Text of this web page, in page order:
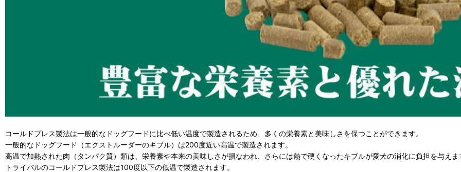
コールドプレス製法は一般的なドッグフードに比べ低い温度で製造されるため、多くの栄養素と美味しさを保つことができます。
一般的なドッグフード（エクストルーダーのキブル）は200度近い高温で製造されます。
高温で加熱された肉（タンパク質）類は、栄養素や本来の美味しさが損なわれ、さらには熱で硬くなったキブルが愛犬の消化に負担を与えま
トライバルのコールドプレス製法は100度以下の低温で製造されます。